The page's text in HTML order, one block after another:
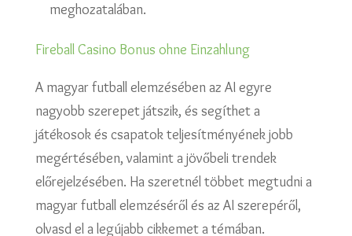
meghozatalában.
Fireball Casino Bonus ohne Einzahlung
A magyar futball elemzésében az AI egyre
nagyobb szerepet játszik, és segíthet a
játékosok és csapatok teljesítményének jobb
megértésében, valamint a jövőbeli trendek
előrejelzésében. Ha szeretnél többet megtudni a
magyar futball elemzéséről és az AI szerepéről,
olvasd el a legújabb cikkemet a témában.